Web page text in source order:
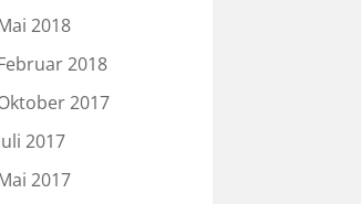
2018
2018
2017
2017
2017